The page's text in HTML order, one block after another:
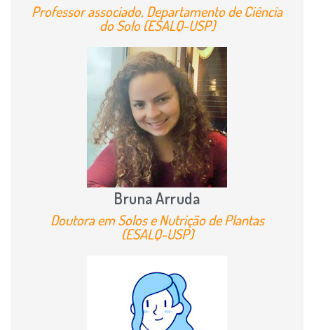
Professor associado, Departamento de Ciência
do Solo (ESALQ-USP)
Bruna Arruda
Doutora em Solos e Nutrição de Plantas
(ESALQ-USP)